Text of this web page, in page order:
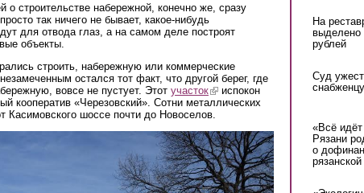
о строительстве набережной, конечно же, сразу
так ничего не бывает, какое-нибудь
для отвода глаз, а на самом деле построят
объекты.
строить, набережную или коммерческие
остался тот факт, что другой берег, где
вовсе не пустует. Этот участок(link is external)
испокон
кооператив «Черезовский». Сотни металлических
Касимовского шоссе почти до Новоселов.
На
выделено
рублей
Суд
«Всё
Рязани
о